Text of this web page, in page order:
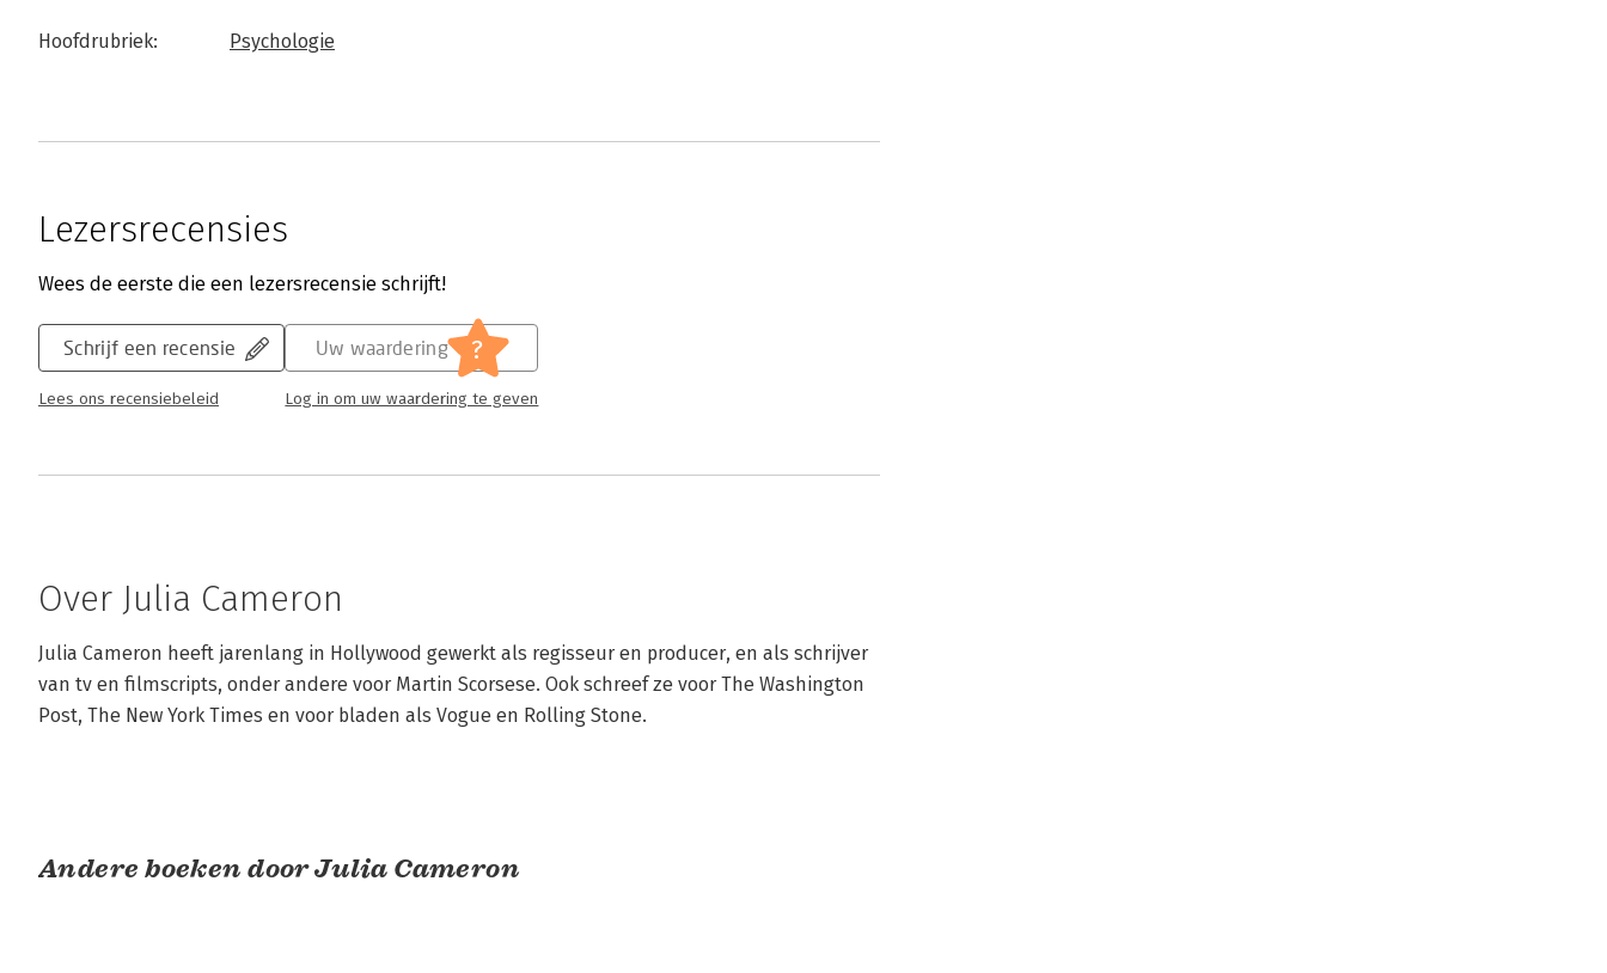
Hoofdrubriek: Psychologie
Lezersrecensies
Wees de eerste die een lezersrecensie schrijft!
Schrijf een recensie
Lees ons recensiebeleid
Uw waardering ?
Log in om uw waardering te geven
Over Julia Cameron
Julia Cameron heeft jarenlang in Hollywood gewerkt als regisseur en producer, en als schrijver
van tv en filmscripts, onder andere voor Martin Scorsese. Ook schreef ze voor The Washington
Post, The New York Times en voor bladen als Vogue en Rolling Stone.
Andere boeken door Julia Cameron